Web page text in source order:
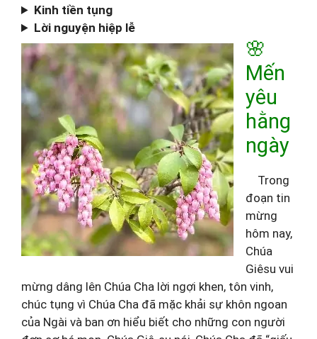
Kinh tiền tụng
Lời nguyện hiệp lễ
🌸
Mến
yêu
hằng
ngày
Trong
đoạn tin
mừng
hôm nay,
Chúa
Giêsu vui
mừng dâng lên Chúa Cha lời ngợi khen, tôn vinh,
chúc tụng vì Chúa Cha đã mặc khải sự khôn ngoan
của Ngài và ban ơn hiểu biết cho những con người